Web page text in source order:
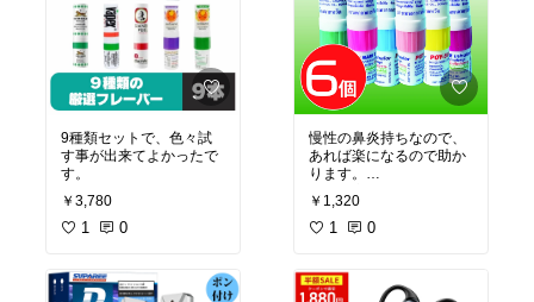
9種類セットで、色々試
す事が出来てよかったで
￥3,780
1 0
慢性の鼻炎持ちなので、
あれば楽になるので助か
ります。
値段も安かったので、
色々な場所に置いていて
重宝しています。
￥1,320
1 0